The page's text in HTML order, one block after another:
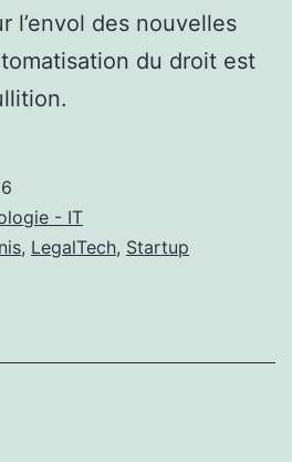
l’envol des nouvelles
du droit est
- IT
, LegalTech, Startup